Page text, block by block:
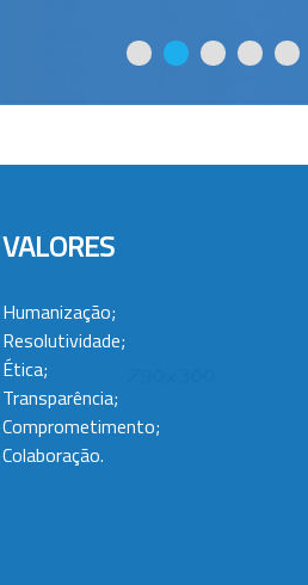
VALORES
Humanização;
Resolutividade;
Ética;
Transparência;
Comprometimento;
Colaboração.